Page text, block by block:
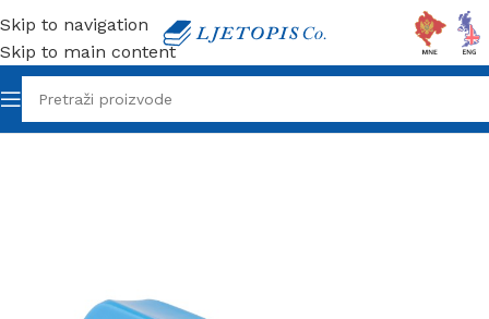
Skip to navigation
Skip to main content
Početna/ Kancelarijski materijal